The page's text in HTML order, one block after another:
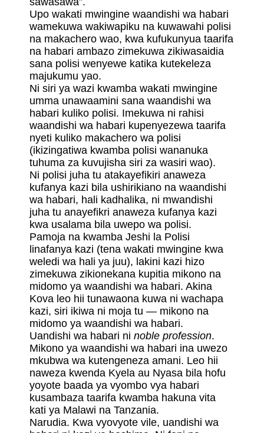
Upo wakati mwingine waandishi wa habari
wamekuwa wakiwapiku na kuwawahi polisi
na makachero wao, kwa kufukunyua taarifa
na habari ambazo zimekuwa zikiwasaidia
sana polisi wenyewe katika kutekeleza
majukumu yao.
Ni siri ya wazi kwamba wakati mwingine
umma unawaamini sana waandishi wa
habari kuliko polisi. Imekuwa ni rahisi
waandishi wa habari kupenyezewa taarifa
nyeti kuliko makachero wa polisi
(ikizingatiwa kwamba polisi wananuka
tuhuma za kuvujisha siri za wasiri wao).
Ni polisi juha tu atakayefikiri anaweza
kufanya kazi bila ushirikiano na waandishi
wa habari, hali kadhalika, ni mwandishi
juha tu anayefikri anaweza kufanya kazi
kwa usalama bila uwepo wa polisi.
Pamoja na kwamba Jeshi la Polisi
linafanya kazi (tena wakati mwingine kwa
weledi wa hali ya juu), lakini kazi hizo
zimekuwa zikionekana kupitia mikono na
midomo ya waandishi wa habari. Akina
Kova leo hii tunawaona kuwa ni wachapa
kazi, siri ikiwa ni moja tu — mikono na
midomo ya waandishi wa habari.
Uandishi wa habari ni noble profession.
Mikono ya waandishi wa habari ina uwezo
mkubwa wa kutengeneza amani. Leo hii
naweza kwenda Kyela au Nyasa bila hofu
yoyote baada ya vyombo vya habari
kusambaza taarifa kwamba hakuna vita
kati ya Malawi na Tanzania.
Narudia. Kwa vyovyote vile, uandishi wa